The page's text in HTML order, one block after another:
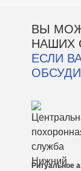
ВЫ
НАШИХ
ЕСЛИ
Ритуальное